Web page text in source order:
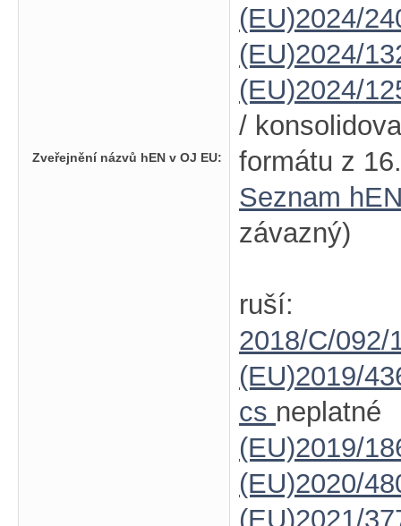
Zveřejnění názvů hEN v OJ EU:
(EU)2024/
(EU)2024/
(EU)2024/
/
formátu z
Seznam
závazný)
ruší:
2018/C/092/
(EU)2019/
cs neplatné
(EU)2019/
(EU)2020/
(EU)2021/